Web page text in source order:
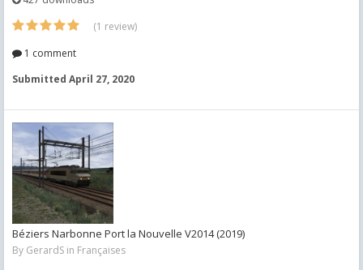
(1 review)
1 comment
Submitted April 27, 2020
Béziers Narbonne Port la Nouvelle V2014 (2019)
By GerardS in Françaises